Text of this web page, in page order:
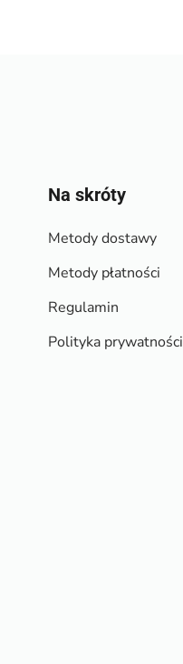
Na skróty
Metody dostawy
Metody płatności
Regulamin
Polityka prywatności